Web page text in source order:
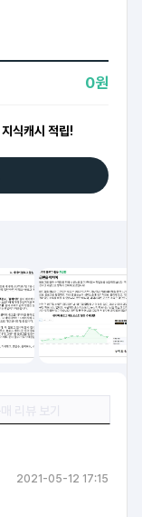
0원
지식캐시 적립!
2021-05-12 17:15